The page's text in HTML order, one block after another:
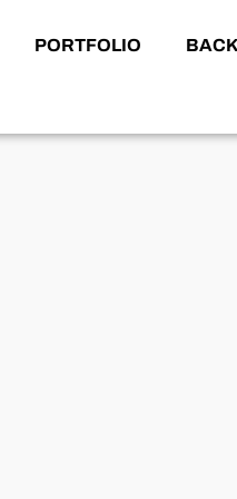
PORTFOLIO